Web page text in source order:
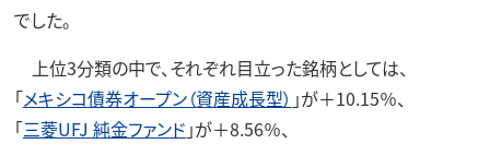
でした。
上位3分類の中で、それぞれ目立った銘柄としては、
「メキシコ債券オープン（資産成長型） 」が＋10.15％、
「三菱UFJ 純金ファンド 」が＋8.56％、